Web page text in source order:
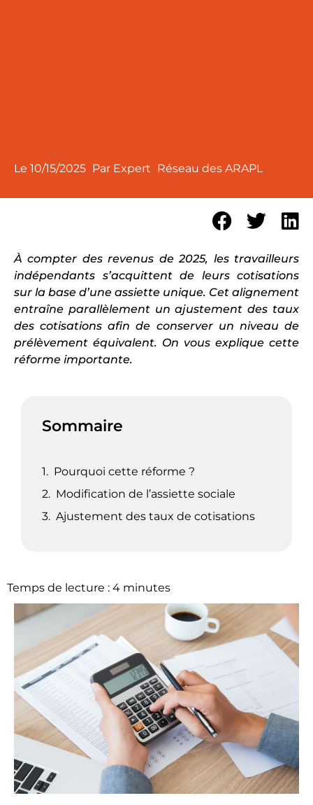
Le 10/15/2025 Par Expert Réseau des ARAPL
À compter des revenus de 2025, les travailleurs
indépendants s’acquittent de leurs cotisations
sur la base d’une assiette unique. Cet alignement
entraîne parallèlement un ajustement des taux
des cotisations afin de conserver un niveau de
prélèvement équivalent. On vous explique cette
réforme importante.
Sommaire
Pourquoi cette réforme ?
Modification de l’assiette sociale
Ajustement des taux de cotisations
Temps de lecture : 4 minutes